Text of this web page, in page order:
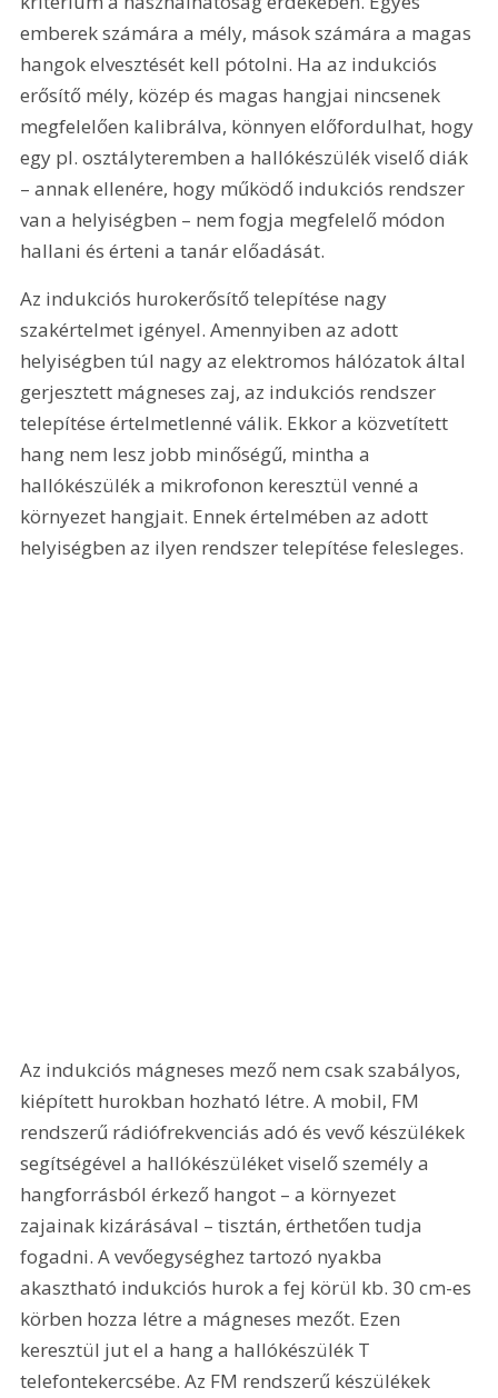
emberek számára a mély, mások számára a magas
hangok elvesztését kell pótolni. Ha az indukciós
erősítő mély, közép és magas hangjai nincsenek
megfelelően kalibrálva, könnyen előfordulhat, hogy
egy pl. osztályteremben a hallókészülék viselő diák
– annak ellenére, hogy működő indukciós rendszer
van a helyiségben – nem fogja megfelelő módon
hallani és érteni a tanár előadását.
Az indukciós hurokerősítő telepítése nagy
szakértelmet igényel. Amennyiben az adott
helyiségben túl nagy az elektromos hálózatok által
gerjesztett mágneses zaj, az indukciós rendszer
telepítése értelmetlenné válik. Ekkor a közvetített
hang nem lesz jobb minőségű, mintha a
hallókészülék a mikrofonon keresztül venné a
környezet hangjait. Ennek értelmében az adott
helyiségben az ilyen rendszer telepítése felesleges.
Az indukciós mágneses mező nem csak szabályos,
kiépített hurokban hozható létre. A mobil, FM
rendszerű rádiófrekvenciás adó és vevő készülékek
segítségével a hallókészüléket viselő személy a
hangforrásból érkező hangot – a környezet
zajainak kizárásával – tisztán, érthetően tudja
fogadni. A vevőegységhez tartozó nyakba
akasztható indukciós hurok a fej körül kb. 30 cm-es
körben hozza létre a mágneses mezőt. Ezen
keresztül jut el a hang a hallókészülék T
telefontekercsébe. Az FM rendszerű készülékek